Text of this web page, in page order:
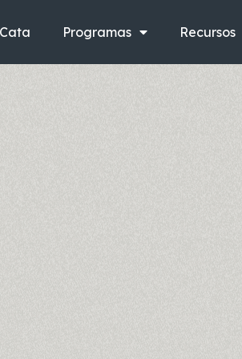
Programas Recursos